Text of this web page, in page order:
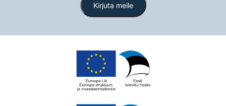
Kirjuta meile